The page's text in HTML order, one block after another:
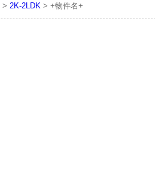
> 2K-2LDK > +物件名+